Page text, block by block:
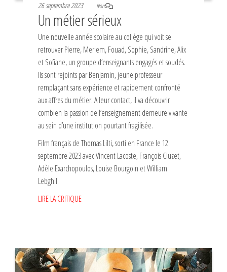
26 septembre 2023
Non
Un métier sérieux
Une nouvelle année scolaire au collège qui voit se
retrouver Pierre, Meriem, Fouad, Sophie, Sandrine, Alix
et Sofiane, un groupe d’enseignants engagés et soudés.
Ils sont rejoints par Benjamin, jeune professeur
remplaçant sans expérience et rapidement confronté
aux affres du métier. A leur contact, il va découvrir
combien la passion de l’enseignement demeure vivante
au sein d’une institution pourtant fragilisée.
Film français de Thomas Lilti, sorti en France le 12
septembre 2023 avec Vincent Lacoste, François Cluzet,
Adèle Exarchopoulos, Louise Bourgoin et William
Lebghil.
LIRE LA CRITIQUE